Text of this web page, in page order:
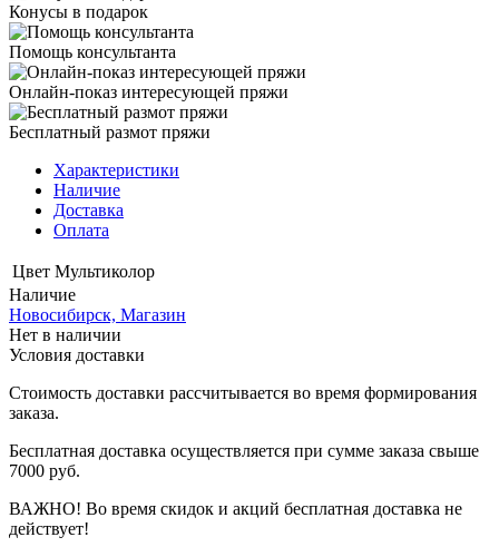
Конусы в подарок
Помощь консультанта
Онлайн-показ интересующей пряжи
Бесплатный размот пряжи
Характеристики
Наличие
Доставка
Оплата
Цвет Мультиколор
Наличие
Новосибирск, Магазин
Нет в наличии
Условия доставки
Стоимость доставки рассчитывается во время формирования
заказа.
Бесплатная доставка осуществляется при сумме заказа свыше
7000 руб.
ВАЖНО! Во время скидок и акций бесплатная доставка не
действует!